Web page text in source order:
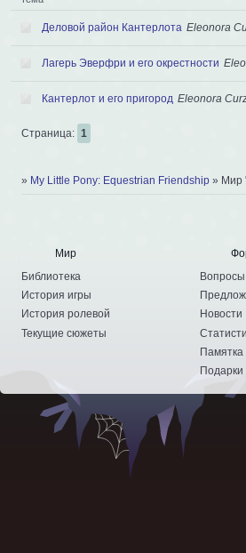
Деловой район Кантерлота Eleonora
Лагерь Эверфри и его окрестности
Кантерлот и его пригород Eleonora
Страница: 1
» My Little Pony: Equestrian Friendship » Мир
Мир
Библиотека
История игры
История ролевой
Текущие сюжеты
Вопросы
Новости
Памятка
Подарки